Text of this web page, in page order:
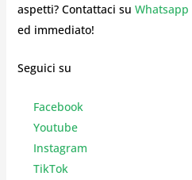
aspetti? Contattaci su Whatsapp
ed immediato!
Seguici su
Facebook
Youtube
Instagram
TikTok